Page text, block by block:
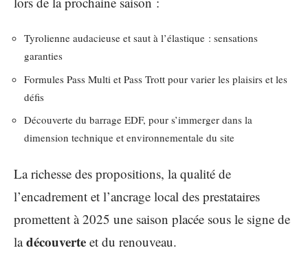
Tyrolienne audacieuse et saut à l’élastique : sensations
garanties
Formules Pass Multi et Pass Trott pour varier les plaisirs et les
défis
Découverte du barrage EDF, pour s’immerger dans la
dimension technique et environnementale du site
La richesse des propositions, la qualité de
l’encadrement et l’ancrage local des prestataires
promettent à 2025 une saison placée sous le signe de
ladécouverte et du renouveau.